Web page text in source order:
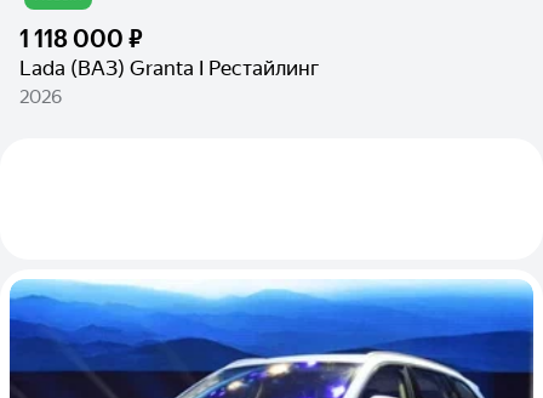
1 118 000 ₽
Lada (ВАЗ) Granta I Рестайлинг
2026